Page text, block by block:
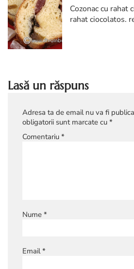
Cozonac cu rahat
rahat ciocolatos.
Lasă un răspuns
Adresa ta de email nu va fi
obligatorii sunt marcate cu *
Comentariu *
Nume *
Email*